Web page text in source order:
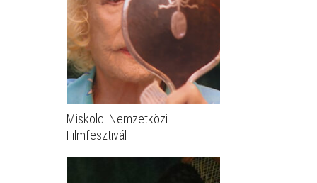
Miskolci Nemzetközi
Filmfesztivál